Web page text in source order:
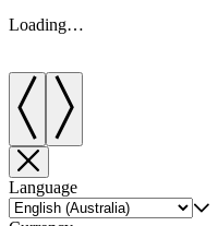
Loading…
Language